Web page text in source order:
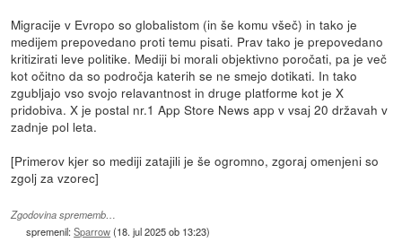
Migracije v Evropo so globalistom (in še komu všeč) in tako je
medijem prepovedano proti temu pisati. Prav tako je prepovedano
kritizirati leve politike. Mediji bi morali objektivno poročati, pa je več
kot očitno da so področja katerih se ne smejo dotikati. In tako
zgubljajo vso svojo relavantnost in druge platforme kot je X
pridobiva. X je postal nr.1 App Store News app v vsaj 20 državah v
zadnje pol leta.
[Primerov kjer so mediji zatajili je še ogromno, zgoraj omenjeni so
zgolj za vzorec]
Zgodovina sprememb…
spremenil:Sparrow(18. jul 2025 ob 13:23)